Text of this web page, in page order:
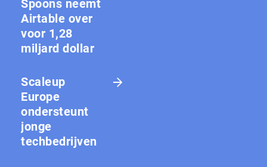
Spoons neemt
Airtable over
voor 1,28
miljard dollar
Scaleup
Europe
ondersteunt
jonge
techbedrijven